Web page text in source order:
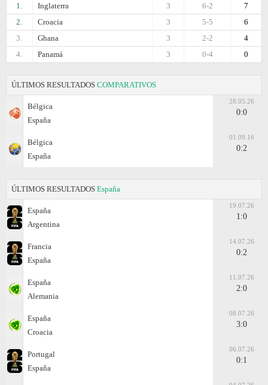
1.
Inglaterra 7
6-2
3
2.
Croacia 6
5-5
3
3.
Ghana 4
2-2
3
4.
Panamá 0
0-4
3
ÚLTIMOS RESULTADOS COMPARATIVOS
Bélgica
España
28.05.26
0:0
Bélgica
España
01.09.16
0:2
ÚLTIMOS RESULTADOS España
España
Argentina
19.07.26
1:0
Francia
España
14.07.26
0:2
España
Alemania
11.07.26
2:0
España
Croacia
08.07.26
3:0
Portugal
España
06.07.26
0:1